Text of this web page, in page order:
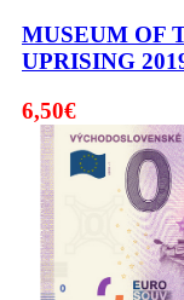
MUSEUM OF
UPRISING
6,50€